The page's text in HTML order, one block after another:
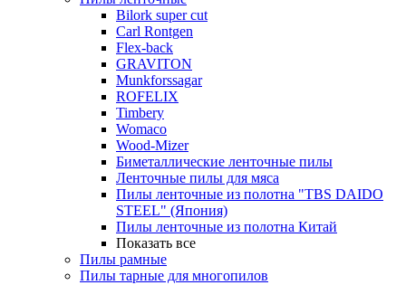
Bilork super cut
Carl Rontgen
Flex-back
GRAVITON
Munkforssagar
ROFELIX
Timbery
Womaco
Wood-Mizer
Биметаллические ленточные пилы
Ленточные пилы для мяса
Пилы ленточные из полотна "TBS DAIDO
STEEL" (Япония)
Пилы ленточные из полотна Китай
Показать все
Пилы рамные
Пилы тарные для многопилов